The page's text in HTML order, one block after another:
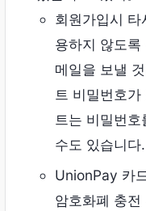
회원가입시
용하지 않도
메일을 보낼
트 비밀번호
트는 비밀번
수도 있습니다.
UnionPay 카
암호화폐 충전